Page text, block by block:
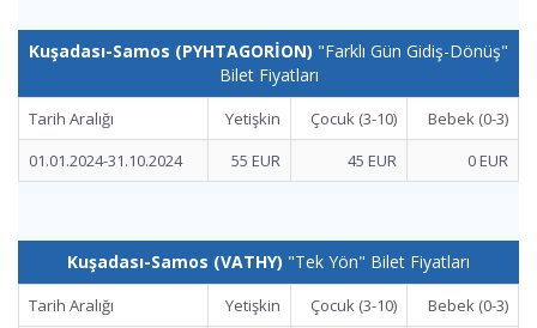
Kuşadası-Samos (PYHTAGORİON) "Farklı Gün Gidiş-Dönüş"
Bilet Fiyatları
Tarih Aralığı Yetişkin Çocuk (3-10)
Bebek (0-3)
01.01.2024-31.10.2024
55 EUR 45 EUR 0 EUR
Kuşadası-Samos (VATHY) "Tek Yön" Bilet Fiyatları
Tarih Aralığı Yetişkin Çocuk (3-10) Bebek (0-3)